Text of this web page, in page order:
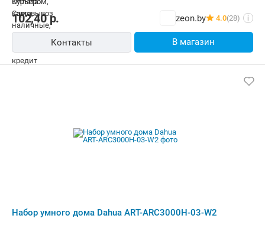
102,40р. zeon.by 4.0(28) i
Контакты В магазин
Набор умного дома Dahua ART-ARC3000H-03-W2